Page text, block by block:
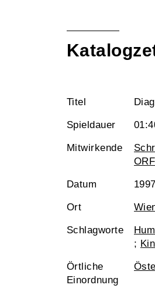
Titel
Spieldauer
Mitwirkende
Datum
Ort
Schlagworte
;
Örtliche
Einordnung